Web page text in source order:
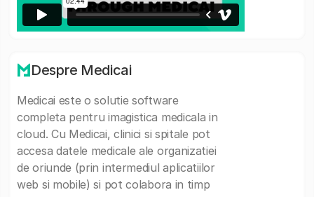
Despre Medicai
Medicai este o solutie software
completa pentru imagistica medicala in
cloud. Cu Medicai, clinici si spitale pot
accesa datele medicale ale organizatiei
de oriunde (prin intermediul aplicatiilor
web si mobile) si pot colabora in timp